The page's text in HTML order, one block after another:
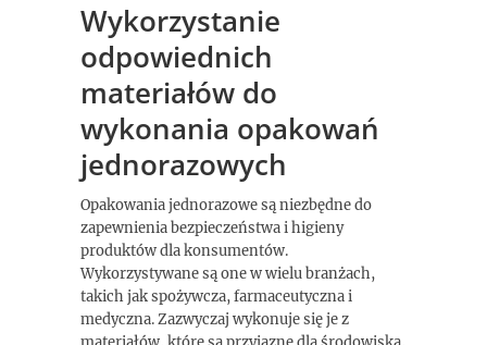
Wykorzystanie
odpowiednich
materiałów do
wykonania opakowań
jednorazowych
Opakowania jednorazowe są niezbędne do
zapewnienia bezpieczeństwa i higieny
produktów dla konsumentów.
Wykorzystywane są one w wielu branżach,
takich jak spożywcza, farmaceutyczna i
medyczna. Zazwyczaj wykonuje się je z